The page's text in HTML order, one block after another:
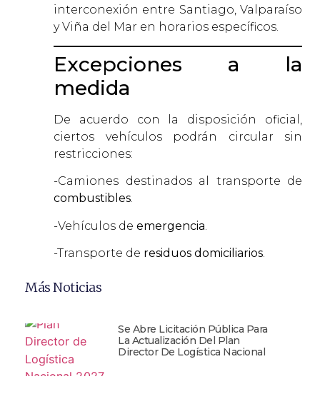
interconexión entre Santiago, Valparaíso
y Viña del Mar en horarios específicos
Excepciones a la
medida
De acuerdo con la disposición oficial,
ciertos vehículos podrán circular sin
restricciones:
-Camiones destinados al transporte de
combustibles.
-Vehículos de emergencia
-Transporte de residuos domiciliarios.
Más Noticias
Se Abre Licitación Pública Para
La Actualización Del Plan
Director De Logística Nacional